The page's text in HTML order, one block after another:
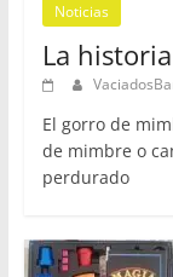
Noticias
La
El gorro de
de mimbre o
perdurado